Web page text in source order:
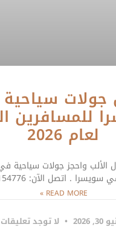
جولات
للمسافرين
لعام 2026
الألب واحجز جولات سياحية
. اتصل الآن: 0031638154776
READ MORE »
2026 لا توجد تعليقات